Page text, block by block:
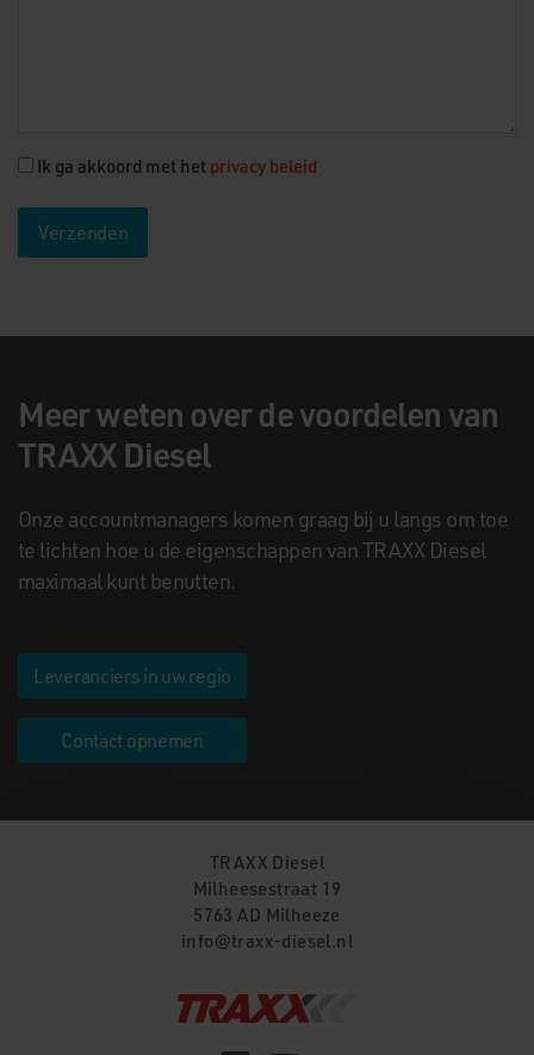
Ik ga akkoord met het privacy beleid
Meer weten over de voordelen van
TRAXX Diesel
Onze accountmanagers komen graag bij u langs om toe
te lichten hoe u de eigenschappen van TRAXX Diesel
maximaal kunt benutten.
Leveranciers in uw regio
Contact opnemen
TRAXX Diesel
Milheesestraat 19
5763 AD Milheeze
info@traxx-diesel.nl